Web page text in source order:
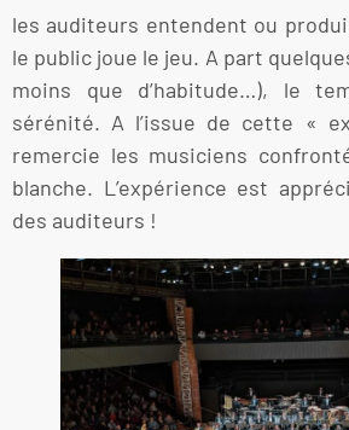
les auditeurs entendent ou
le public joue le jeu. A part
moins que d’habitude…), le
sérénité. A l’issue de cette «
remercie les musiciens
blanche. L’expérience est
des auditeurs !